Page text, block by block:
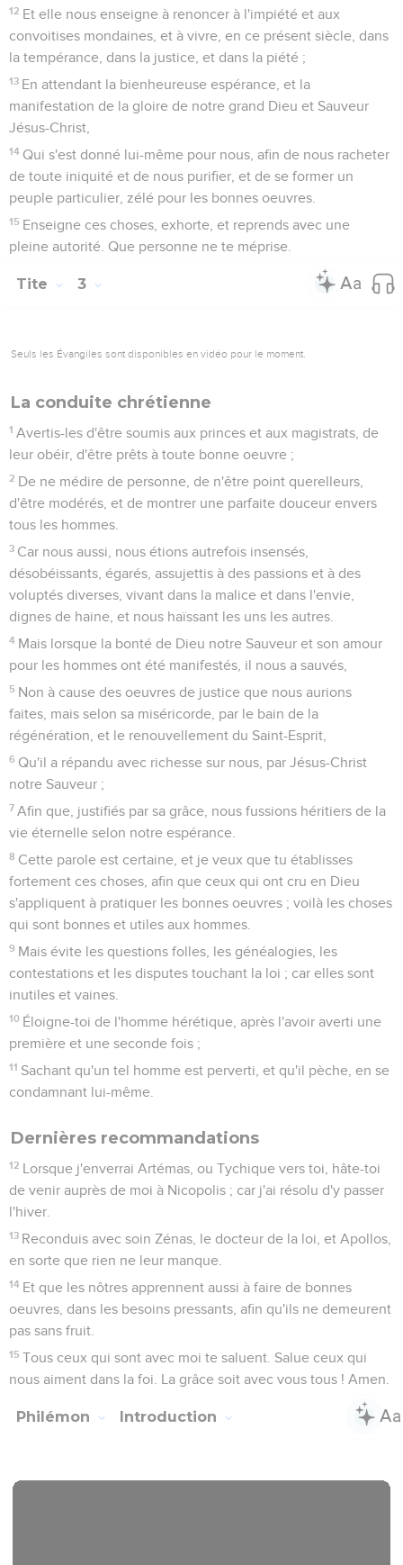
12 Et elle nous enseigne à renoncer à l'impiété et aux
convoitises mondaines, et à vivre, en ce présent siècle, dans
la tempérance, dans la justice, et dans la piété ;
13 En attendant la bienheureuse espérance, et la
manifestation de la gloire de notre grand Dieu et Sauveur
Jésus-Christ,
14 Qui s'est donné lui-même pour nous, afin de nous racheter
de toute iniquité et de nous purifier, et de se former un
peuple particulier, zélé pour les bonnes oeuvres.
15 Enseigne ces choses, exhorte, et reprends avec une
pleine autorité. Que personne ne te méprise.
Tite 3
Seuls les Évangiles sont disponibles en vidéo pour le moment.
La conduite chrétienne
1 Avertis-les d'être soumis aux princes et aux magistrats, de
leur obéir, d'être prêts à toute bonne oeuvre ;
2 De ne médire de personne, de n'être point querelleurs,
d'être modérés, et de montrer une parfaite douceur envers
tous les hommes.
3 Car nous aussi, nous étions autrefois insensés,
désobéissants, égarés, assujettis à des passions et à des
voluptés diverses, vivant dans la malice et dans l'envie,
dignes de haine, et nous haïssant les uns les autres.
4 Mais lorsque la bonté de Dieu notre Sauveur et son amour
pour les hommes ont été manifestés, il nous a sauvés,
5 Non à cause des oeuvres de justice que nous aurions
faites, mais selon sa miséricorde, par le bain de la
régénération, et le renouvellement du Saint-Esprit,
6 Qu'il a répandu avec richesse sur nous, par Jésus-Christ
notre Sauveur ;
7 Afin que, justifiés par sa grâce, nous fussions héritiers de la
vie éternelle selon notre espérance.
8 Cette parole est certaine, et je veux que tu établisses
fortement ces choses, afin que ceux qui ont cru en Dieu
s'appliquent à pratiquer les bonnes oeuvres ; voilà les choses
qui sont bonnes et utiles aux hommes.
9 Mais évite les questions folles, les généalogies, les
contestations et les disputes touchant la loi ; car elles sont
inutiles et vaines.
10 Éloigne-toi de l'homme hérétique, après l'avoir averti une
première et une seconde fois ;
11 Sachant qu'un tel homme est perverti, et qu'il pèche, en se
condamnant lui-même.
Dernières recommandations
12 Lorsque j'enverrai Artémas, ou Tychique vers toi, hâte-toi
de venir auprès de moi à Nicopolis ; car j'ai résolu d'y passer
l'hiver.
13 Reconduis avec soin Zénas, le docteur de la loi, et Apollos,
en sorte que rien ne leur manque.
14 Et que les nôtres apprennent aussi à faire de bonnes
oeuvres, dans les besoins pressants, afin qu'ils ne demeurent
pas sans fruit.
15 Tous ceux qui sont avec moi te saluent. Salue ceux qui
nous aiment dans la foi. La grâce soit avec vous tous ! Amen.
Philémon Introduction